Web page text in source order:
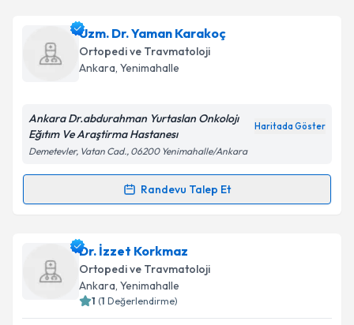
Takvim Talebini Gönder
Dr. Mesut Mısırlıoğluiçin randevu takvimi talebi
oluşturun. Size bu uzmandan randevu almanız için bir
takvim hazırlandığında e-posta ile bilgilendireceğiz.
Kişisel verilerimin işlenmesine ilişkinAydınlatma
'ni okudum ve kişisel verilerimin belirtilen
kapsamda işlenmesini kabul ediyorum.
Takvim Talebini Gönder
Uzm. Dr. Yaman Karakoç
Ortopedi ve Travmatoloji
Ankara, Yenimahalle
Ankara Dr.abdurahman Yurtaslan Onkolojı
Eğıtım Ve Araştirma Hastanesı
Haritada Göster
Demetevler, Vatan Cad., 06200 Yenimahalle/Ankara
Randevu Talep Et
Randevu Takvimi Talebi
Uzm. Dr. Yaman Karakoç
oluşturun. Size bu uzmandan randevu almanız için bir
takvim hazırlandığında e-posta ile bilgilendireceğiz.
Dr. İzzet Korkmaz
Ortopedi ve Travmatoloji
Ankara, Yenimahalle
1 (1 Değerlendirme)